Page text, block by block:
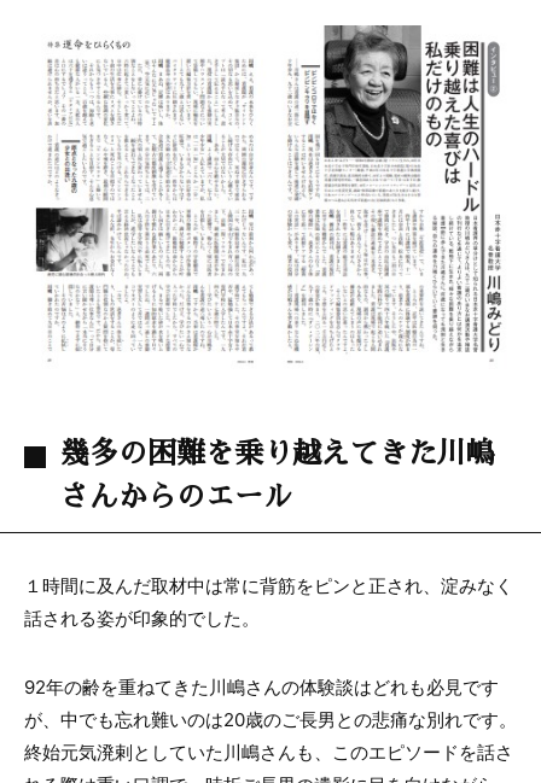
幾多の困難を乗り越えてきた川嶋
さんからのエール
１時間に及んだ取材中は常に背筋をピンと正され、淀みなく
話される姿が印象的でした。
92年の齢を重ねてきた川嶋さんの体験談はどれも必見です
が、中でも忘れ難いのは20歳のご長男との悲痛な別れです。
終始元気溌剌としていた川嶋さんも、このエピソードを話さ